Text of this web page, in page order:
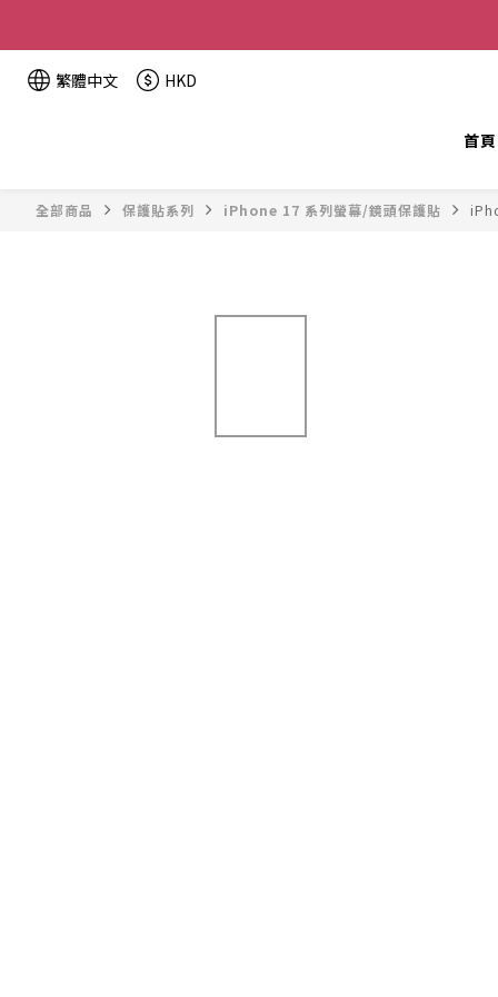
繁體中文 HKD
首頁
全部商品 保護貼系列 iPhone 17 系列螢幕/鏡頭保護貼